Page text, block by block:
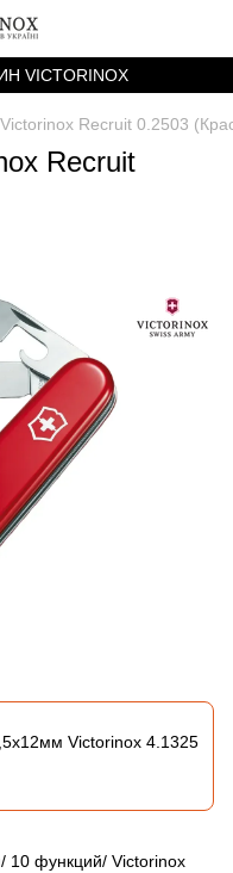
VICTORINOX
Recruit 0.2503
Recruit
Victorinox 4.1325
10 функций/ Victorinox